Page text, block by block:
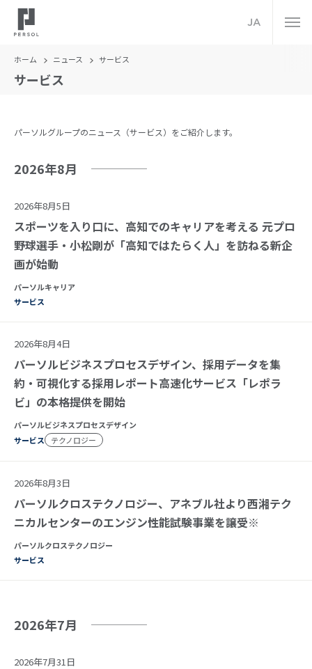
JA
ホーム ニュース サービス
サービス
パーソルグループのニュース（サービス）をご紹介します。
2026年8月
2026年8月5日
スポーツを入り口に、高知でのキャリアを考える 元プロ
野球選手・小松剛が「高知ではたらく人」を訪ねる新企
画が始動
パーソルキャリア
サービス
2026年8月4日
パーソルビジネスプロセスデザイン、採用データを集
約・可視化する採用レポート高速化サービス「レポラ
ビ」の本格提供を開始
パーソルビジネスプロセスデザイン
サービス
テクノロジー
2026年8月3日
パーソルクロステクノロジー、アネブル社より西湘テク
ニカルセンターのエンジン性能試験事業を譲受※
パーソルクロステクノロジー
サービス
2026年7月
2026年7月31日